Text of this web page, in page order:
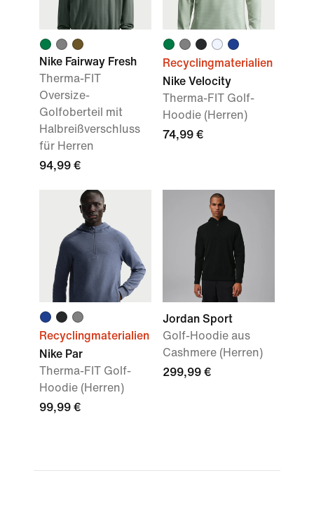
Nike Fairway Fresh
Therma-FIT
Oversize-
Golfoberteil mit
Halbreißverschluss
für Herren
94,99 €
Recyclingmaterialien
Nike Velocity
Therma-FIT Golf-
Hoodie (Herren)
74,99 €
Recyclingmaterialien
Nike Par
Therma-FIT Golf-
Hoodie (Herren)
99,99 €
Jordan Sport
Golf-Hoodie aus
Cashmere (Herren)
299,99 €